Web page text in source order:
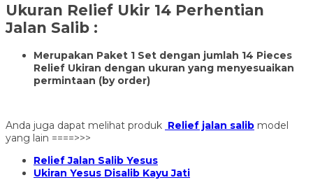
Ukuran Relief Ukir 14 Perhentian
Jalan Salib :
Merupakan Paket 1 Set dengan jumlah 14 Pieces
Relief Ukiran dengan ukuran yang menyesuaikan
permintaan (by order)
Anda juga dapat melihat produk Relief jalan salib model
yang lain ====>>>
Relief Jalan Salib Yesus
Ukiran Yesus Disalib Kayu Jati